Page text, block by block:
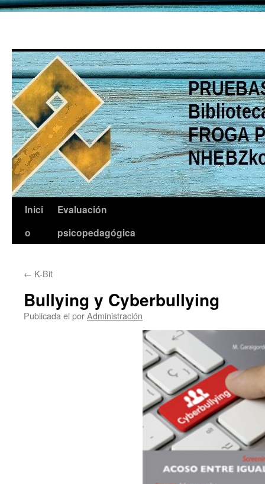
Saltar
Inici
o
Evaluación
psicopedagógica
← K-Bit
Bullying y Cyberbullying
Publicada el porAdministración